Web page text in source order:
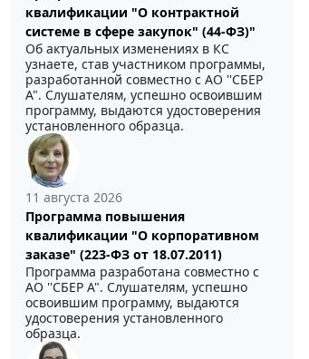
квалификации "О контрактной
системе в сфере закупок" (44-ФЗ)"
Об актуальных изменениях в КС
узнаете, став участником программы,
разработанной совместно с АО ''СБЕР
А". Слушателям, успешно освоившим
программу, выдаются удостоверения
установленного образца.
11 августа 2026
Программа повышения
квалификации "О корпоративном
заказе" (223-ФЗ от 18.07.2011)
Программа разработана совместно с
АО ''СБЕР А". Слушателям, успешно
освоившим программу, выдаются
удостоверения установленного
образца.